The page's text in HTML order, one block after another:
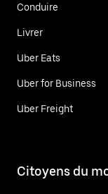
Conduire
Livrer
Uber Eats
Uber for Business
Uber Freight
Citoyens du